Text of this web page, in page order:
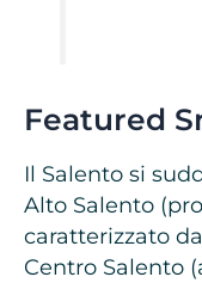
Featured
Il Salento si
Alto Salento
caratterizzato
Centro Salento